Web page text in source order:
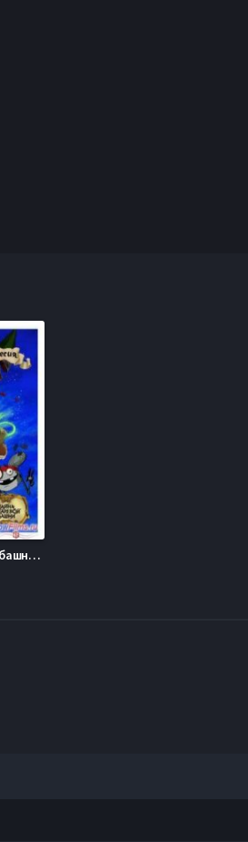
Тайна Сухаревой башни. Чародей равновесия (2014)